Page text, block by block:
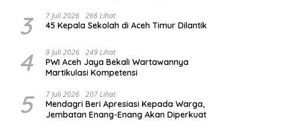
3 7 Juli 2026 266 Lihat
45 Kepala Sekolah di Aceh Timur Dilantik
4 9 Juli 2026 249 Lihat
PWI Aceh Jaya Bekali Wartawannya
Martikulasi Kompetensi
5 7 Juli 2026 207 Lihat
Mendagri Beri Apresiasi Kepada Warga,
Jembatan Enang-Enang Akan Diperkuat